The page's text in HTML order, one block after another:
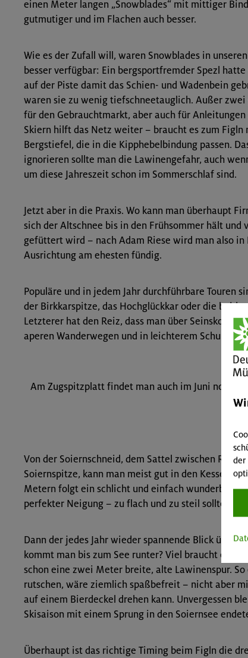
einen Meter langen „Snowblades“ mit mittiger
gutmutiger und im Flachen auch besser.
Wie es der Zufall will, waren Snowblades in
besser verfügbar: Ein bergsportfremder Spezl
auf der Piste damit das Schien- und Wadenbein
waren sie zu wenig tiefschneetauglich. Außer
für den Gebrauchtmarkt, aber auch für Anleitungen
Skiern hilft das Netz weiter – braucht es zum Figln
Bergstiefel, die in die Kipphebelbindung passen.
ignorieren sollte man die Lawinengefahr, auch
um diese Jahreszeit schon im Sommerschlaf sind.
Jetzt aber in die Praxis. Wo kann man überhaupt
sich der Altschnee bis in den Frühsommer hält und
gefüttert wird – nach Adam Riese wird man also in
Ausrichtung am ehes­ten fündig.
Populäre und in jedem Jahr durchführbare Touren
der Birkkarspitze, das Hochglückkar oder die
Letzterer hat den Reiz, dass man über Seinskopf
aperen Wanderwegen und in leichterem
Am Zugspitzplatt findet man auch im Juni noch
Von der Soi­ernschneid, dem Sattel zwischen
Soiernspitze, kann man meist gut in den Kessel
Metern folgt ein schlicht und einfach wunderbarer
perfekter Neigung – zu flach und zu steil sollte es
Dann der jedes Jahr wieder spannende Blick über
kommt man bis zum See runter? Viel braucht es
schon eine zwei Meter breite, alte Lawinenspur.
rutschen, wäre ziemlich spaßbefreit – nicht aber
auf einem Bierdeckel dre­hen kann. Unvergessen
Skisaison mit einem Sprung in den Soiernsee
Überhaupt ist das richtige Timing beim Figln die
der